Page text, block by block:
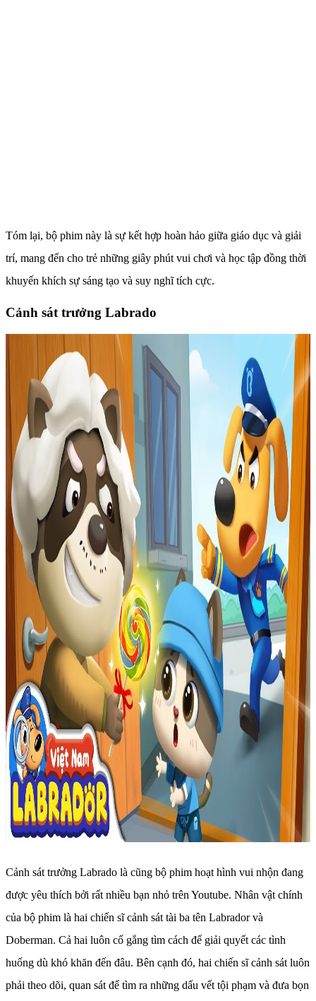
Tóm lại, bộ phim này là sự kết hợp hoàn hảo giữa giáo dục và giải
trí, mang đến cho trẻ những giây phút vui chơi và học tập đồng thời
khuyến khích sự sáng tạo và suy nghĩ tích cực.
Cảnh sát trưởng Labrado
Cảnh sát trưởng Labrado là cũng bộ phim hoạt hình vui nhộn đang
được yêu thích bởi rất nhiều bạn nhỏ trên Youtube. Nhân vật chính
của bộ phim là hai chiến sĩ cảnh sát tài ba tên Labrador và
Doberman. Cả hai luôn cố gắng tìm cách để giải quyết các tình
huống dù khó khăn đến đâu. Bên cạnh đó, hai chiến sĩ cảnh sát luôn
phải theo dõi, quan sát để tìm ra những dấu vết tội phạm và đưa bọn